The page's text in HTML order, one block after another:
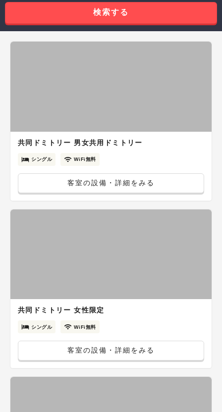
検索する
共同ドミトリー 男女共用ドミトリー
シングル WiFi無料
客室の設備・詳細をみる
共同ドミトリー 女性限定
シングル WiFi無料
客室の設備・詳細をみる